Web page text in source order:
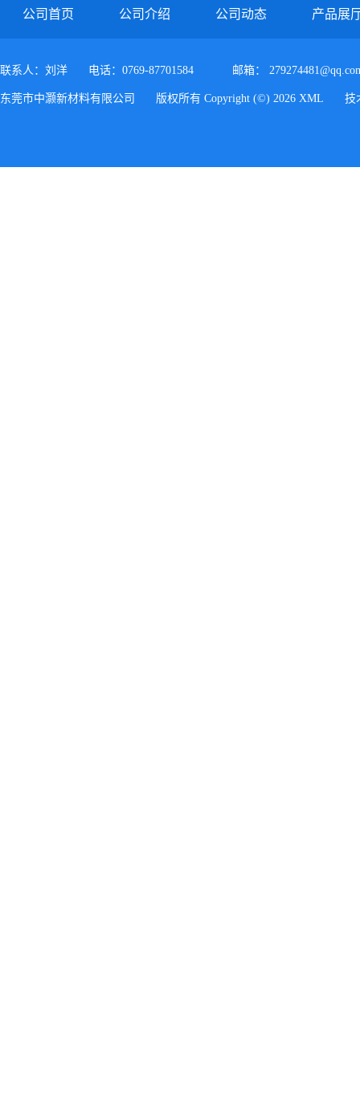
公司首页 公司介绍 公司动态 产品展
联系人：刘洋 电话：0769-87701584 邮箱：
东莞市中灏新材料有限公司 版权所有 Copyright (©) 2026 XML 技